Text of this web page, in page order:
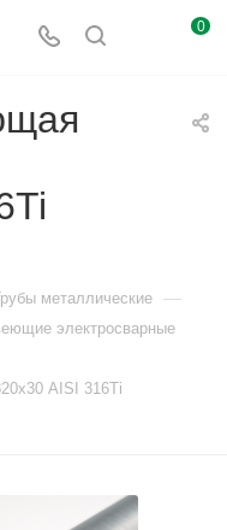
0
металлические —
электросварные
AISI 316Ti